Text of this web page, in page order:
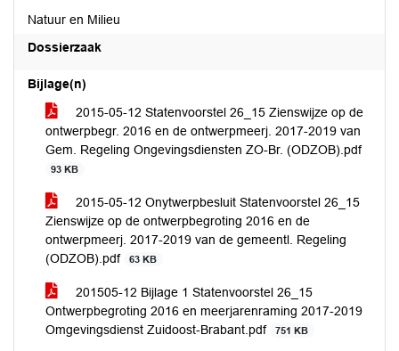
Natuur en Milieu
Dossierzaak
Bijlage(n)
2015-05-12 Statenvoorstel 26_15 Zienswijze op de
ontwerpbegr. 2016 en de ontwerpmeerj. 2017-2019 van
Gem. Regeling Ongevingsdiensten ZO-Br. (ODZOB).pdf
93 KB
2015-05-12 Onytwerpbesluit Statenvoorstel 26_15
Zienswijze op de ontwerpbegroting 2016 en de
ontwerpmeerj. 2017-2019 van de gemeentl. Regeling
(ODZOB).pdf
63 KB
201505-12 Bijlage 1 Statenvoorstel 26_15
Ontwerpbegroting 2016 en meerjarenraming 2017-2019
Omgevingsdienst Zuidoost-Brabant.pdf
751 KB